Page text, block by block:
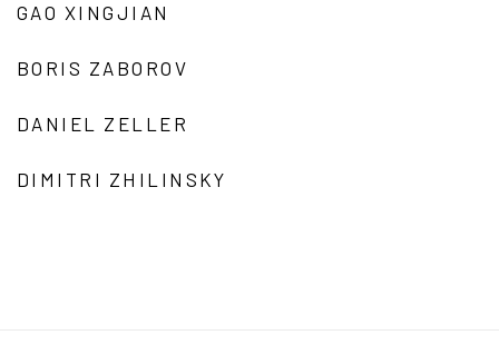
GAO XINGJIAN
BORIS ZABOROV
DANIEL ZELLER
DIMITRI ZHILINSKY